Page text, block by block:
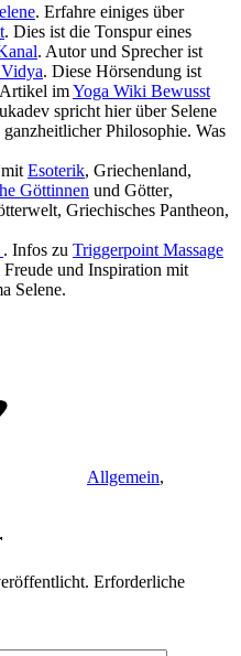
. Erfahre einiges über
. Dies ist die Tonspur eines
. Autor und Sprecher ist
. Diese Hörsendung ist
imYoga Wiki Bewusst
spricht hier über Selene
ganzheitlicher Philosophie. Was
Esoterik, Griechenland,
Göttinnen und Götter‏‎,
. Infos zu Triggerpoint Massage
und Inspiration mit
Selene.
Allgemein,
Erforderliche